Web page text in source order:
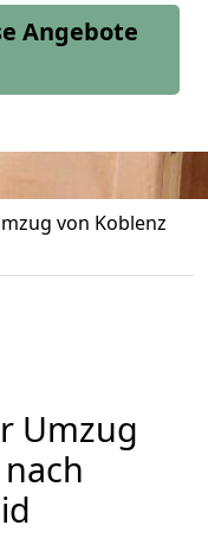
Angebote
von Koblenz
Umzug